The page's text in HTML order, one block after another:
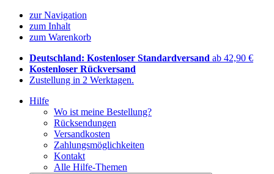
zur Navigation
zum Inhalt
zum Warenkorb
Deutschland: Kostenloser Standardversand ab 42,90 €
Kostenloser Rückversand
Zustellung in 2 Werktagen.
Hilfe
Wo ist meine Bestellung?
Rücksendungen
Versandkosten
Zahlungsmöglichkeiten
Kontakt
Alle Hilfe-Themen